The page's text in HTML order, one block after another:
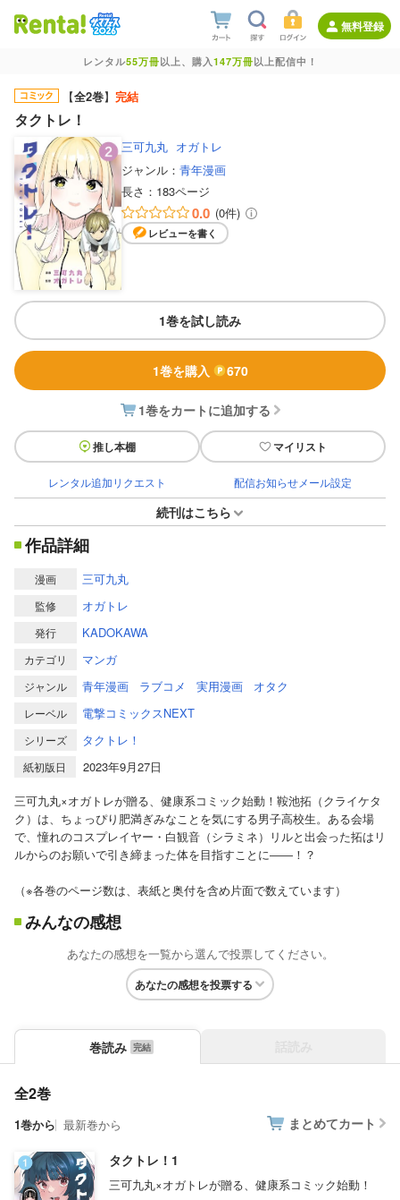
無料登録
レンタル55万冊以上、購入147万冊以上配信中！
【全2巻】 完結
タクトレ！
三可九丸 オガトレ
ジャンル： 青年漫画
長さ： 183ページ
0.0 (0件)
レビューを書く
1巻を試し読み
1巻を購入 670
1巻をカートに追加する
推し本棚 マイリスト
レンタル追加リクエスト 配信お知らせメール設定
続刊はこちら
作品詳細
漫画 三可九丸
監修 オガトレ
発行 KADOKAWA
カテゴリ マンガ
ジャンル 青年漫画 ラブコメ 実用漫画 オタク
レーベル 電撃コミックスNEXT
シリーズ タクトレ！
紙初版日
2023年9月27日
三可九丸×オガトレが贈る、健康系コミック始動！鞍池拓（クライケタ
ク）は、ちょっぴり肥満ぎみなことを気にする男子高校生。ある会場
で、憧れのコスプレイヤー・白観音（シラミネ）リルと出会った拓はリ
ルからのお願いで引き締まった体を目指すことに――！？
（※各巻のページ数は、表紙と奥付を含め片面で数えています）
みんなの感想
あなたの感想を一覧から選んで投票してください。
あなたの感想を投票する
巻読み
全2巻
1巻から 最新巻から まとめてカート
タクトレ！1
三可九丸×オガトレが贈る、健康系コミック始動！